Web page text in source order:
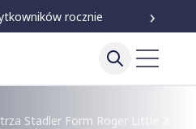
testy od 2020 ›
Stadler Form Roger Little 2.